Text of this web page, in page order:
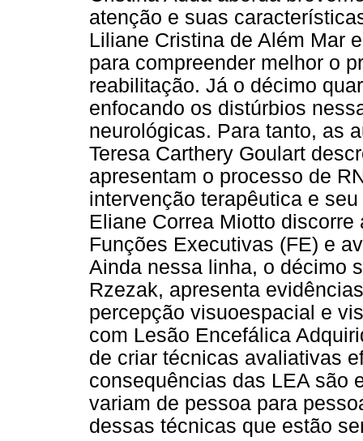
atenção e suas
Liliane Cristina de Além Mar
para compreender melhor o
reabilitação. Já o décimo
enfocando os distúrbios
neurológicas. Para tanto, as
Teresa Carthery Goulart
apresentam o processo de
intervenção terapêutica e
Eliane Correa Miotto
Funções Executivas (FE) e
Ainda nessa linha, o décimo
Rzezak, apresenta
percepção visuoespacial e
com Lesão Encefálica
de criar técnicas avaliativas
consequências das LEA são
variam de pessoa para
dessas técnicas que estão